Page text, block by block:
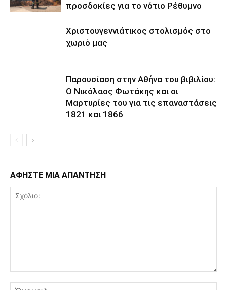
προσδοκίες για το νότιο Ρέθυμνο
Χριστουγεννιάτικος στολισμός στο
χωριό μας
Παρουσίαση στην Αθήνα του βιβιλίου:
Ο Νικόλαος Φωτάκης και οι
Μαρτυρίες του για τις επαναστάσεις
1821 και 1866
ΑΦΗΣΤΕ ΜΙΑ ΑΠΑΝΤΗΣΗ